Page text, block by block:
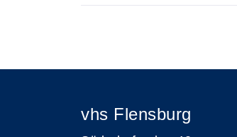
vhs Flensburg